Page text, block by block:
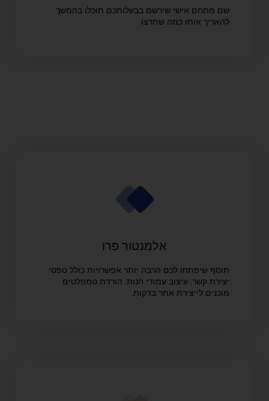
שם מתחם אישי שירשם בבעלותכם תוכלו בהמשך
להאריך אותו כמה שתרצו
אלמנטור פרו
תוסף שיפתחו לכם הרבה יותר אפשרויות כולל טפסי
יצירת קשר. עיצוב עמודי חנות. הורדת טמפלטים
מוכנים לייצירת אתר בדקות.